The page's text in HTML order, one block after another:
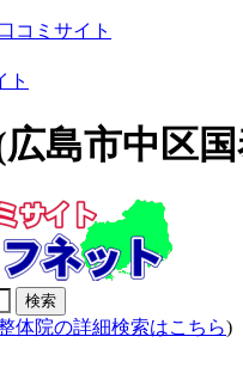
ト
島市中区
体院の詳細検索はこちら)